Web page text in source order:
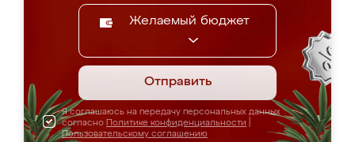
Желаемый бюджет
Отправить
Я соглашаюсь на передачу персональных данных
согласно Политике конфиденциальности
Пользовательскому соглашению